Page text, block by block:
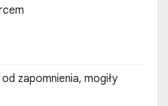
zapomnienia, mogiły